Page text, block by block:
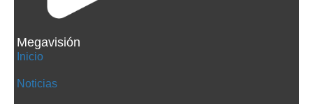
Megavisión
Inicio
Noticias